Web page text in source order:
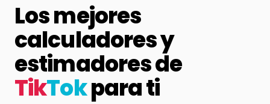
Los mejores
calculadores y
estimadores de
TikTokpara ti